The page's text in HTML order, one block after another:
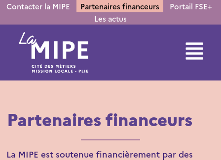
principal
Contacter la MIPE Partenaires financeurs
Portail FSE+
Les actus
Partenaires financeurs
La MIPE est soutenue financièrement par des